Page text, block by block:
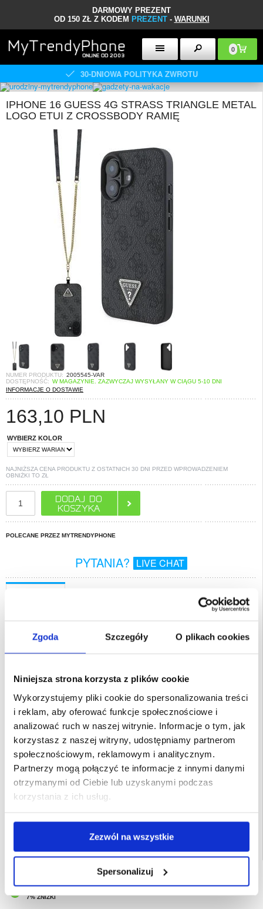
Zgoda Szczegóły O plikach cookies
Niniejsza strona korzysta z plików cookie
Wykorzystujemy pliki cookie do spersonalizowania treści
i reklam, aby oferować funkcje społecznościowe i
analizować ruch w naszej witrynie. Informacje o tym, jak
korzystasz z naszej witryny, udostępniamy partnerom
społecznościowym, reklamowym i analitycznym.
Partnerzy mogą połączyć te informacje z innymi danymi
otrzymanymi od Ciebie lub uzyskanymi podczas
korzystania z ich usług.
Zezwól na wszystkie
Spersonalizuj
DARMOWY PREZENT
OD 150 ZŁ Z KODEM PREZENT- WARUNKI
0
30-DNIOWA POLITYKA ZWROTU
IPHONE 16 GUESS 4G STRASS TRIANGLE METAL
LOGO ETUI Z CROSSBODY RAMIĘ
NUMER PRODUKTU: 2005545-VAR
DOSTĘPNOŚĆ: W MAGAZYNIE. ZAZWYCZAJ WYSYŁANY W CIĄGU 5-10 DNI
INFORMACJE O DOSTAWIE
163,10 PLN
WYBIERZ KOLOR
NAJNIŻSZA CENA PRODUKTU Z OSTATNICH 30 DNI PRZED WPROWADZENIEM
OBNIŻKI TO ZŁ
POLECANE PRZEZ MYTRENDYPHONE
PYTANIA? LIVE CHAT
Ubierz swojego iPhone 16 i nadaj mu modny wygląd, który idealnie pasuje do
Metal Logo. Wykonane jest z materiału poliuretanowego, który doskonale
- Wysokiej jakości etui Guess 4G Strass Triangle z metalowym logo do iPhone
16
- Ochrona przed codziennymi uderzeniami i zadrapaniami na najwyższym
poziomie
- Stylowy wygląd, który idealnie pasuje do każdego stroju
- Jest wyposażony w pasek na ramię dla większego komfortu noszenia
- Wykonane z wytrzymałego i miękkiego materiału poliuretanowego
Przeznaczenie:iPhone 16
Opakowanie:
EAN: 3666339328603
Powiązane kategorie: Akcesoria do telefonów
7% ZNIŻKI